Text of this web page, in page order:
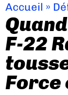
Accueil »
F-22
Force